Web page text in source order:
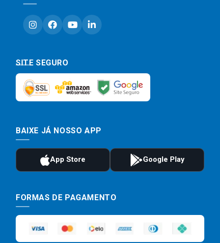
SITE SEGURO
BAIXE JÁ NOSSO APP
FORMAS DE PAGAMENTO